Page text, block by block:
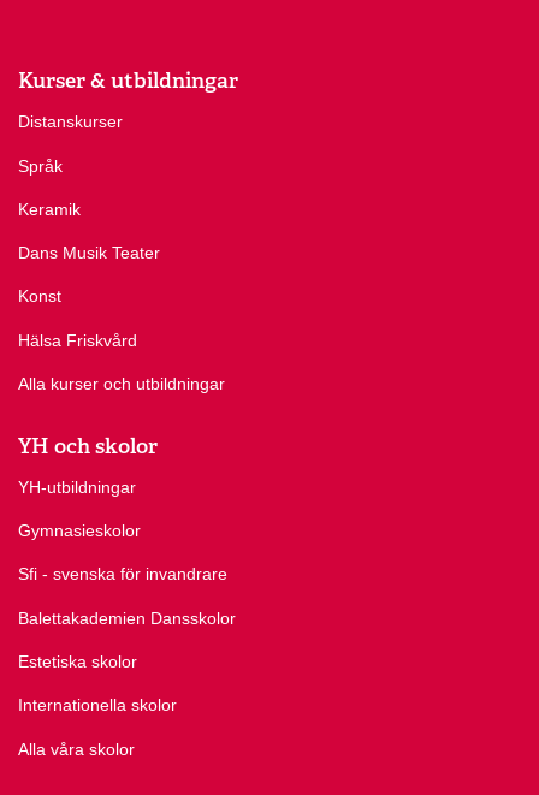
Kurser & utbildningar
Distanskurser
Språk
Keramik
Dans Musik Teater
Konst
Hälsa Friskvård
Alla kurser och utbildningar
YH och skolor
YH-utbildningar
Gymnasieskolor
Sfi - svenska för invandrare
Balettakademien Dansskolor
Estetiska skolor
Internationella skolor
Alla våra skolor